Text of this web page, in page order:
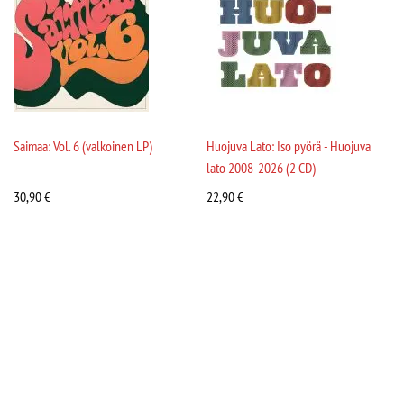
Saimaa: Vol. 6 (valkoinen LP)
30,90€
Huojuva Lato: Iso pyörä - Huojuva
lato 2008-2026 (2 CD)
22,90€